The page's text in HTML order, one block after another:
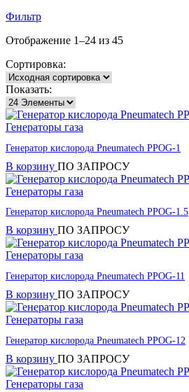
Фильтр
Отображение 1–24 из 45
Сортировка:
Показать:
Генераторы газа
Генератор кислорода Pneumatech PPOG-1
В корзину ПО ЗАПРОСУ
Генераторы газа
Генератор кислорода Pneumatech PPOG-1.5
В корзину ПО ЗАПРОСУ
Генераторы газа
Генератор кислорода Pneumatech PPOG-11
В корзину ПО ЗАПРОСУ
Генераторы газа
Генератор кислорода Pneumatech PPOG-12
В корзину ПО ЗАПРОСУ
Генераторы газа